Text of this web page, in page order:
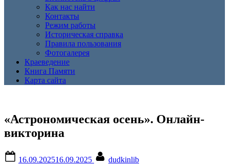
Как нас найти
Контакты
Режим работы
Историческая справка
Правила пользования
Фотогалерея
Краеведение
Книга Памяти
Карта сайта
«Астрономическая осень». Онлайн-
викторина
on
16.09.202516.09.2025
dudkinlib